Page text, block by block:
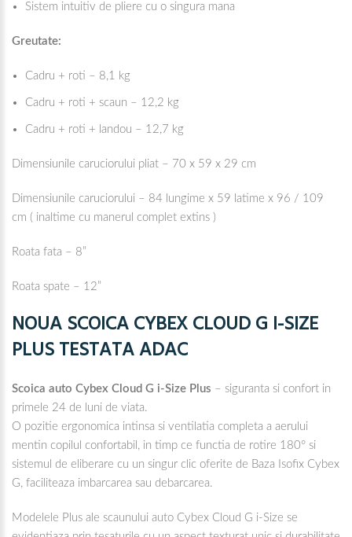
Sistem intuitiv de pliere cu o singura mana
Greutate:
Cadru + roti – 8,1 kg
Cadru + roti + scaun – 12,2 kg
Cadru + roti + landou – 12,7 kg
Dimensiunile caruciorului pliat – 70 x 59 x 29 cm
Dimensiunile caruciorului – 84 lungime x 59 latime x 96 / 109
cm ( inaltime cu manerul complet extins )
Roata fata – 8”
Roata spate – 12”
NOUA SCOICA CYBEX CLOUD G I-SIZE
PLUS TESTATA ADAC
Scoica auto Cybex Cloud G i-Size Plus – siguranta si confort in
primele 24 de luni de viata.
O pozitie ergonomica intinsa si ventilatia completa a aerului
mentin copilul confortabil, in timp ce functia de rotire 180° si
sistemul de eliberare cu un singur clic oferite de Baza Isofix Cybex
G, faciliteaza imbarcarea sau debarcarea.
Modelele Plus ale scaunului auto Cybex Cloud G i-Size se